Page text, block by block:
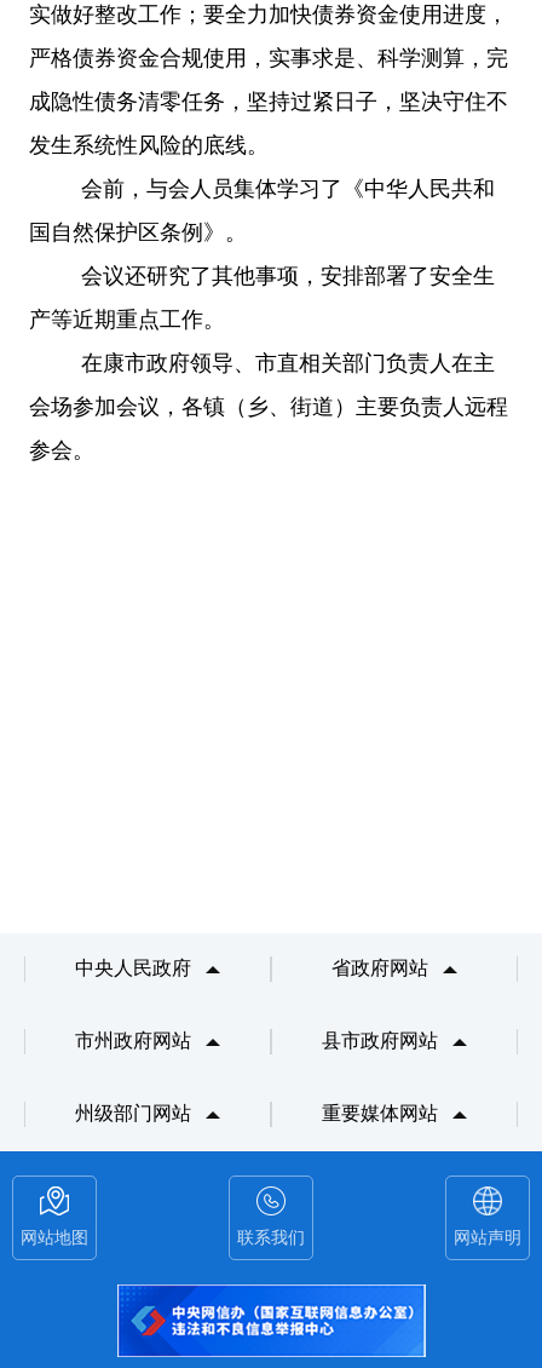
实做好整改工作；要全力加快债券资金使用进度，
严格债券资金合规使用，实事求是、科学测算，完
成隐性债务清零任务，坚持过紧日子，坚决守住不
发生系统性风险的底线。
会前，与会人员集体学习了《中华人民共和
国自然保护区条例》。
会议还研究了其他事项，安排部署了安全生
产等近期重点工作。
在康市政府领导、市直相关部门负责人在主
会场参加会议，各镇（乡、街道）主要负责人远程
参会。
中央人民政府 省政府网站
市州政府网站 县市政府网站
州级部门网站 重要媒体网站
网站地图 联系我们 网站声明